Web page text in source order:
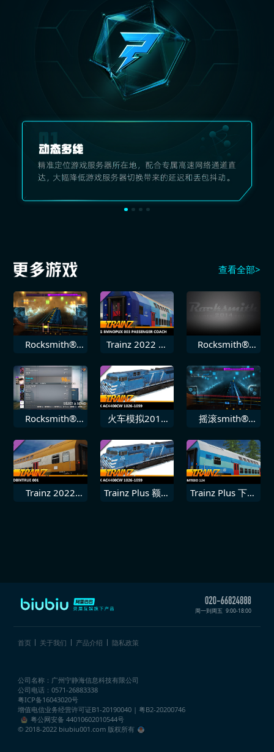
查看全部>
Rocksmith®
刻
Trainz 2022 扩
Bmnopux 003
Rocksmith®
迷失
Rocksmith®
补救
火车模拟2019
AC4400CW
10261059
摇滚smith®
Shinedown 45
Trainz 2022
Trainz Plus 额外
Trainz Plus 下载
周一到周五 9:00-18:00
首页 关于我们 产品介绍 隐私政策
公司名称：广州宁静海信息科技有限公司
公司电话：0571-26883338
粤ICP备16043020号
增值电信业务经营许可证B1-20190040 | 粤B2-20200746
粤公网安备 44010602010544号
© 2018-2022 biubiu001.com 版权所有